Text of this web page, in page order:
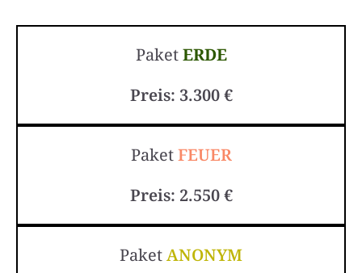
PaketERDE
Preis: 3.300 €
PaketFEUER
Preis: 2.550 €
PaketANONYM